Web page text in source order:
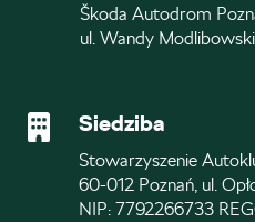
Škoda Autodrom
ul. Wandy
Siedziba
Stowarzyszenie
60-012 Poznań, ul.
NIP: 7792266733